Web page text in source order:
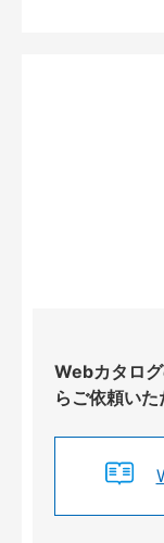
Webカタロ
らご依頼いた